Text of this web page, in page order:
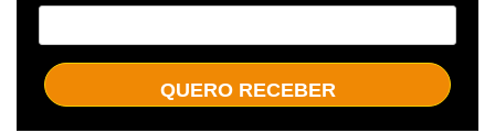
QUERO RECEBER